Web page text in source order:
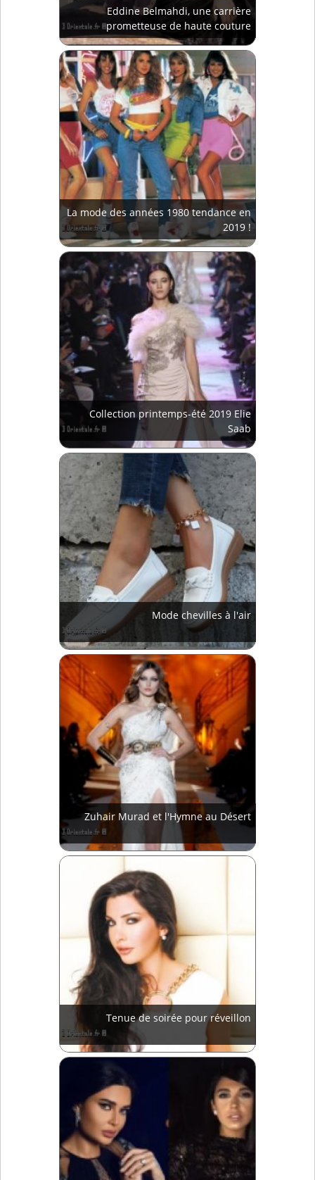
Eddine Belmahdi, une carrière
prometteuse de haute couture
La mode des années 1980 tendance en
2019 !
Collection printemps-été 2019 Elie
Saab
Mode chevilles à l'air
Zuhair Murad et l'Hymne au Désert
Tenue de soirée pour réveillon